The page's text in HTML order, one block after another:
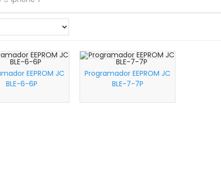
EEPROM JC
BLE-6-6P
Programador EEPROM JC
BLE-7-7P